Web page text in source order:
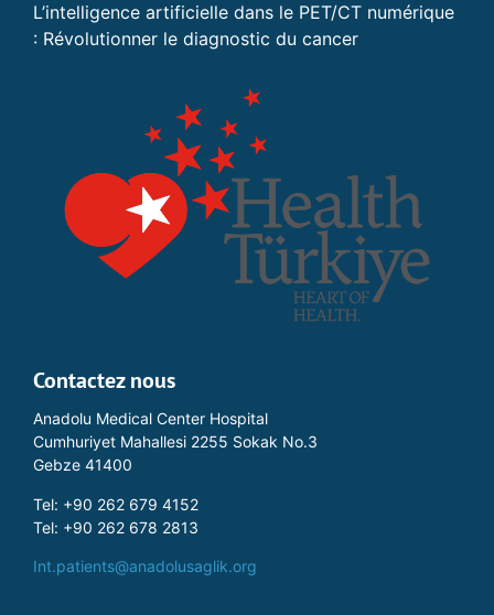
L’intelligence artificielle dans le PET/CT numérique
: Révolutionner le diagnostic du cancer
Contactez nous
Anadolu Medical Center Hospital
Cumhuriyet Mahallesi 2255 Sokak No.3
Gebze 41400
Tel: +90 262 679 4152
Tel: +90 262 678 2813
Int.patients@anadolusaglik.org